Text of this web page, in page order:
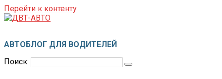
Перейти к контенту
АВТОБЛОГ ДЛЯ ВОДИТЕЛЕЙ
Поиск: